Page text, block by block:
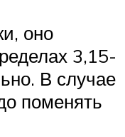
оно
3,15-
В случае
поменять